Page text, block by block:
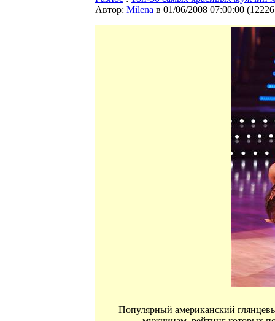
Автор: Milena в 01/06/2008 07:00:00 (
Популярный американский